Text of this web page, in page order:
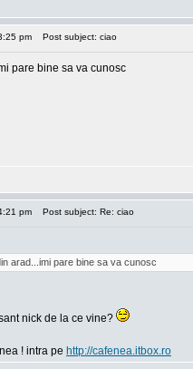
pm Post subject: ciao
pare bine sa va cunosc
pm Post subject: Re: ciao
arad...imi pare bine sa va cunosc
nick de la ce vine?
! intra pe http://cafenea.itbox.ro